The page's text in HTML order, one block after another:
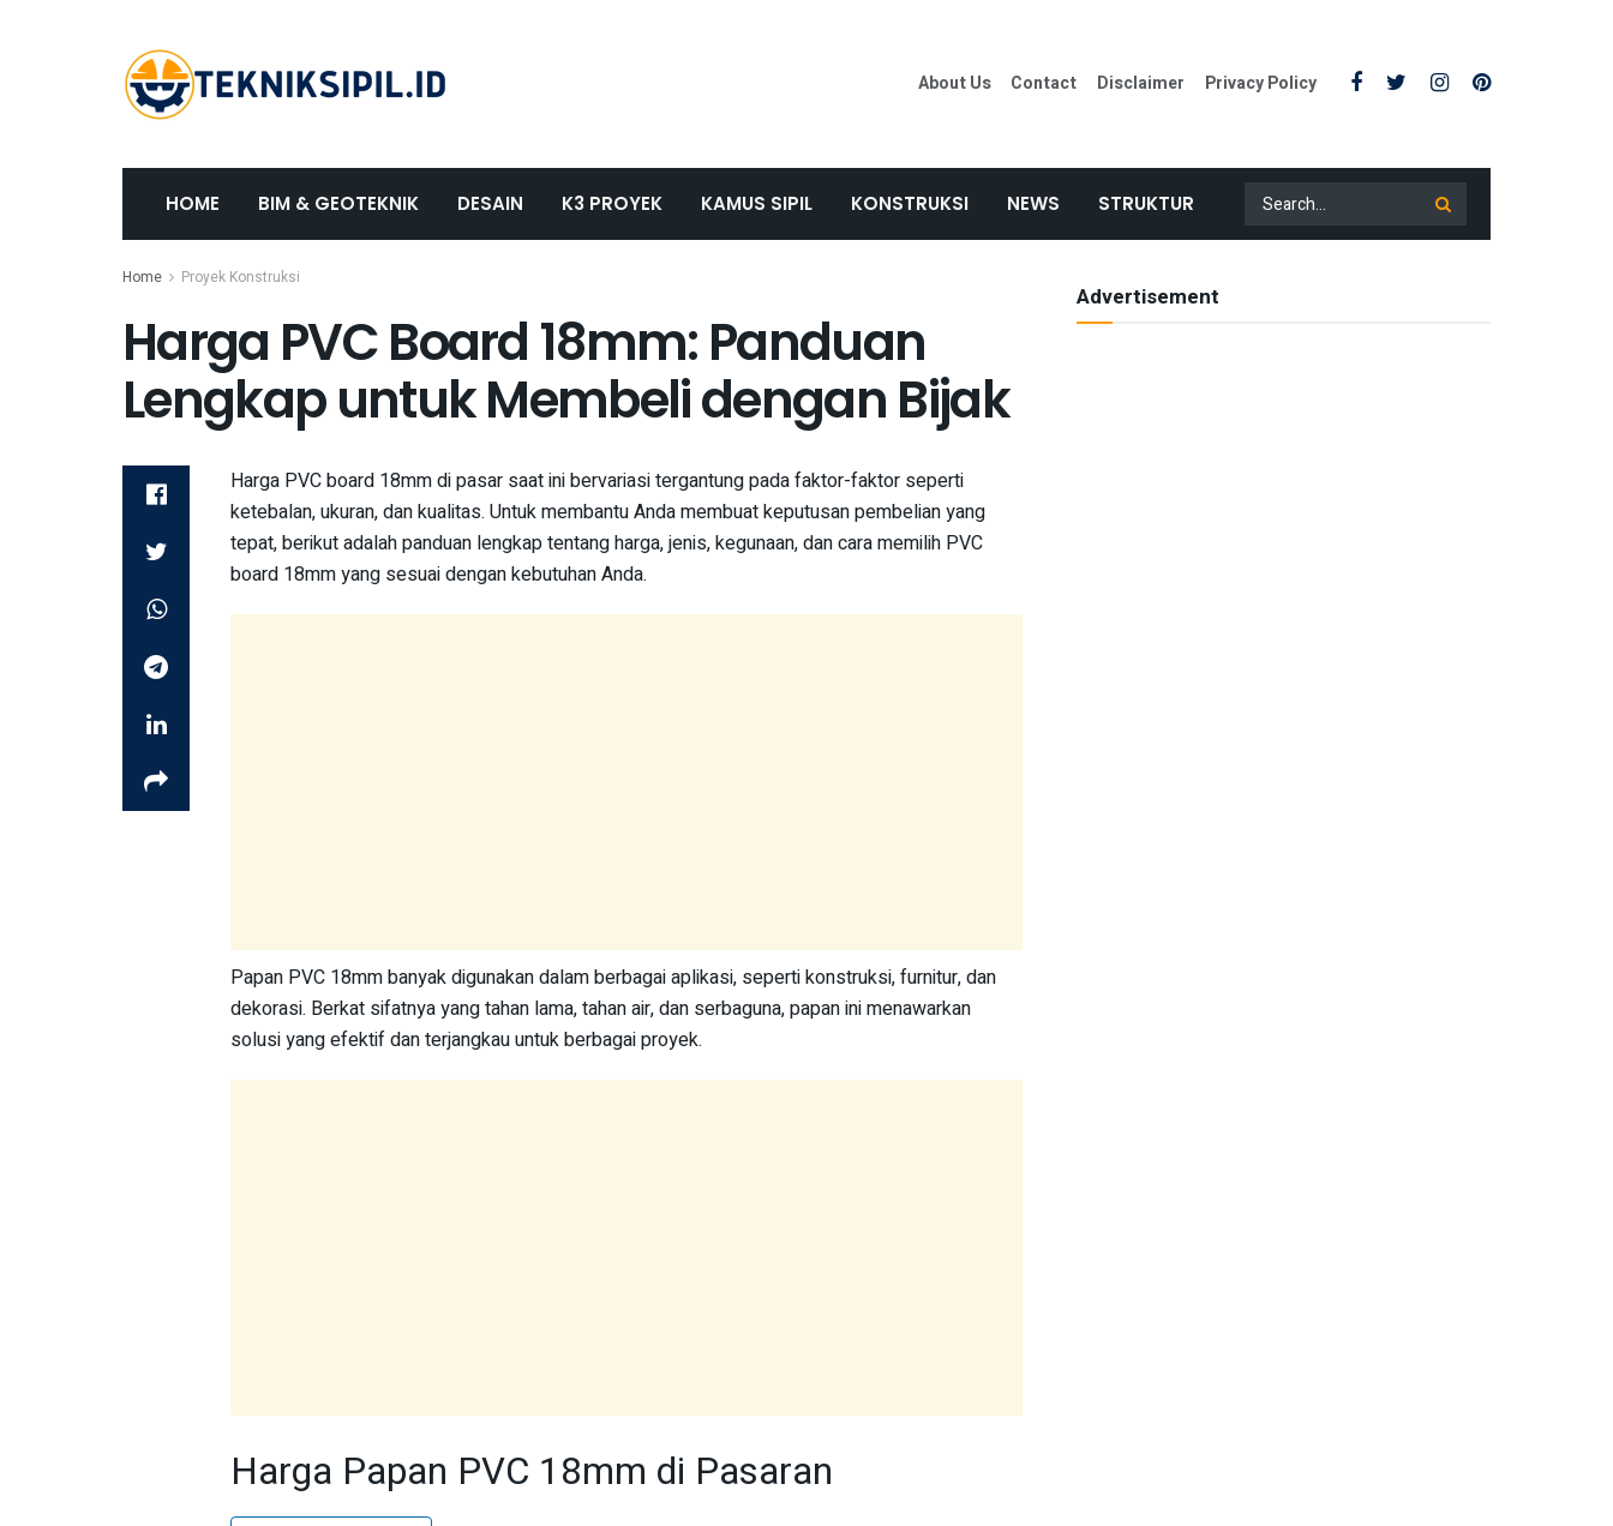
About Us Contact Disclaimer Privacy Policy
HOME BIM & GEOTEKNIK DESAIN K3 PROYEK KAMUS SIPIL KONSTRUKSI NEWS STRUKTUR
Home Proyek Konstruksi
Harga PVC Board 18mm: Panduan
Lengkap untuk Membeli dengan Bijak
Harga PVC board 18mm di pasar saat ini bervariasi tergantung pada faktor-faktor seperti
ketebalan, ukuran, dan kualitas. Untuk membantu Anda membuat keputusan pembelian yang
tepat, berikut adalah panduan lengkap tentang harga, jenis, kegunaan, dan cara memilih PVC
board 18mm yang sesuai dengan kebutuhan Anda.
Papan PVC 18mm banyak digunakan dalam berbagai aplikasi, seperti konstruksi, furnitur, dan
dekorasi. Berkat sifatnya yang tahan lama, tahan air, dan serbaguna, papan ini menawarkan
solusi yang efektif dan terjangkau untuk berbagai proyek.
Harga Papan PVC 18mm di Pasaran
Advertisement